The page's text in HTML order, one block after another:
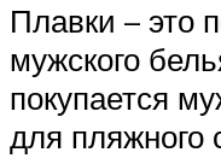
Плавки – это
мужского
покупается
для пляжного